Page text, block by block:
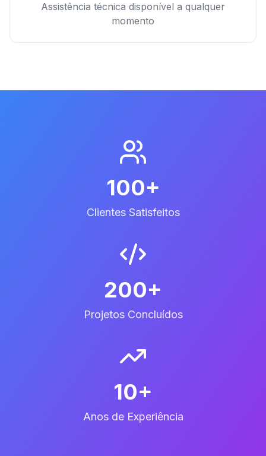
Assistência técnica disponível a qualquer
momento
100+
Clientes Satisfeitos
200+
Projetos Concluídos
10+
Anos de Experiência